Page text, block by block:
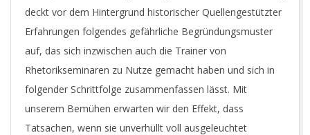
deckt vor dem Hintergrund historischer Quellengestützter
Erfahrungen folgendes gefährliche Begründungsmuster
auf, das sich inzwischen auch die Trainer von
Rhetorikseminaren zu Nutze gemacht haben und sich in
folgender Schrittfolge zusammenfassen lässt. Mit
unserem Bemühen erwarten wir den Effekt, dass
Tatsachen, wenn sie unverhüllt voll ausgeleuchtet